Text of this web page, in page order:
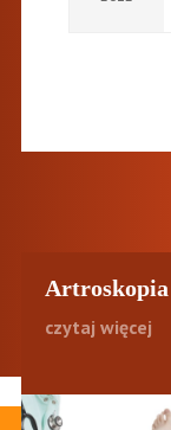
Artroskopia
czytaj więcej